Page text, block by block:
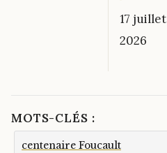
17 juillet
2026
MOTS-CLÉS :
centenaire Foucault